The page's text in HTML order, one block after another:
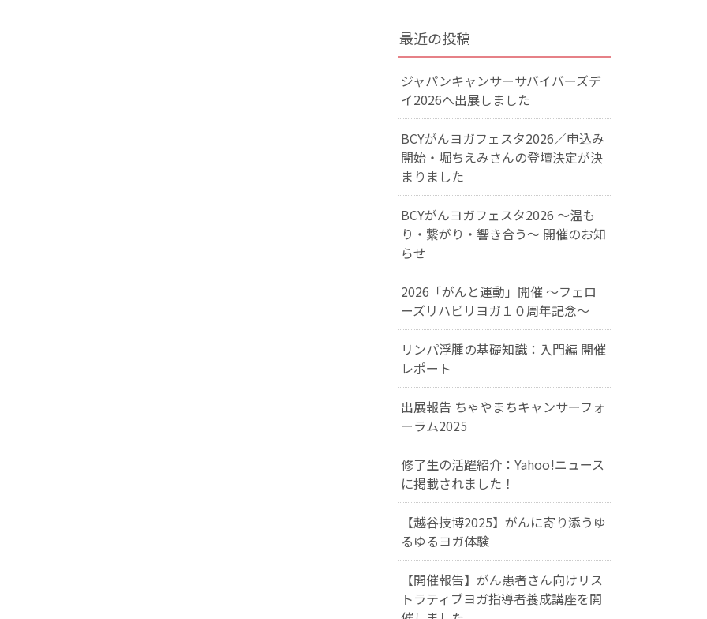
最近の投稿
ジャパンキャンサーサバイバーズデ
イ2026へ出展しました
BCYがんヨガフェスタ2026／申込み
開始・堀ちえみさんの登壇決定が決
まりました
BCYがんヨガフェスタ2026 ～温も
り・繋がり・響き合う～ 開催のお知
らせ
2026「がんと運動」開催 〜フェロ
ーズリハビリヨガ１０周年記念〜
リンパ浮腫の基礎知識：入門編 開催
レポート
出展報告 ちゃやまちキャンサーフォ
ーラム2025
修了生の活躍紹介：Yahoo!ニュース
に掲載されました！
【越谷技博2025】がんに寄り添うゆ
るゆるヨガ体験
【開催報告】がん患者さん向けリス
トラティブヨガ指導者養成講座を開